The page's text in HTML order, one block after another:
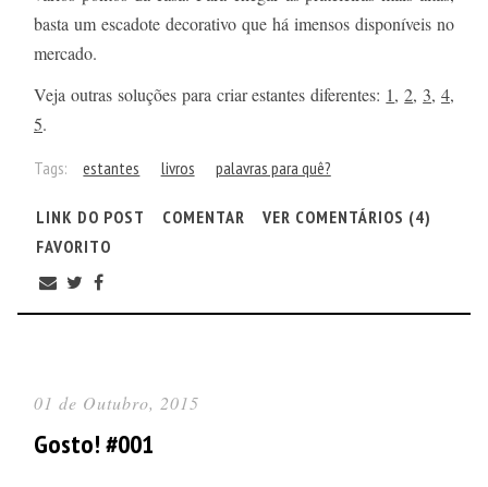
basta um escadote decorativo que há imensos disponíveis no
mercado.
Veja outras soluções para criar estantes diferentes: 1,2, 3,4,
5.
Tags: estantes livros palavras para quê?
LINK DO POST COMENTAR
VER COMENTÁRIOS (4)
FAVORITO
01 de Outubro, 2015
Gosto! #001